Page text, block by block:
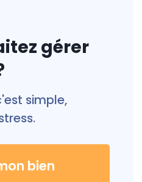
gérer
simple,
bien